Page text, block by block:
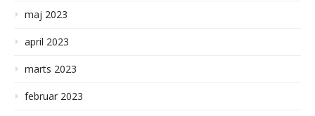
maj 2023
april 2023
marts 2023
februar 2023